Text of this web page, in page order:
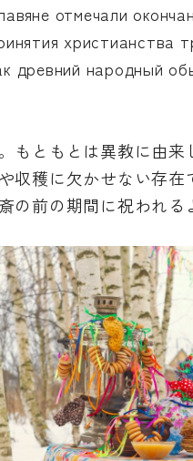
отмечали
христианства
древний народный
もともとは異教に由
収穫に欠かせない存
前の期間に祝われる